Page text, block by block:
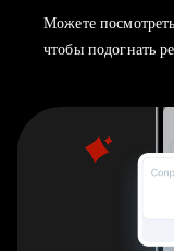
Можете
чтобы подогнать